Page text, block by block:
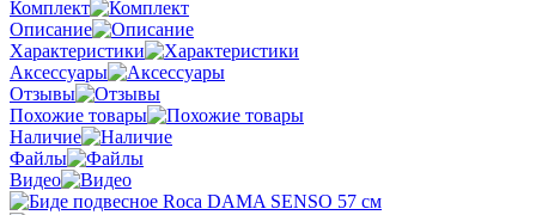
Комплект
Описание
Характеристики
Аксессуары
Отзывы
Похожие товары
Наличие
Файлы
Видео